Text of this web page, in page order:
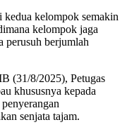
kelompok semakin
kelompok jaga
perusuh berjumlah
(31/8/2025), Petugas
khususnya kepada
senjata tajam.